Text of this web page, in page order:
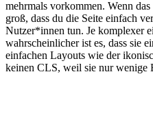
mehrmals vorkommen. Wenn
groß, dass du die Seite einfach
Nutzer*innen tun. Je komplexer
wahrscheinlicher ist es, dass sie
einfachen Layouts wie der
keinen CLS, weil sie nur wenige